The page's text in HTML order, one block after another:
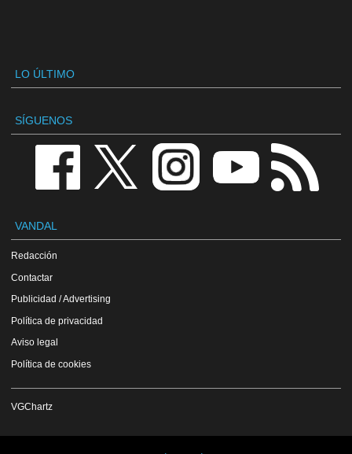
LO ÚLTIMO
SÍGUENOS
VANDAL
Redacción
Contactar
Publicidad / Advertising
Política de privacidad
Aviso legal
Política de cookies
VGChartz